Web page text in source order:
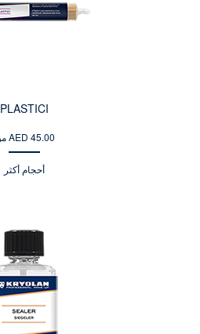
PLASTICI
من AED 45.00
أحجام أكثر